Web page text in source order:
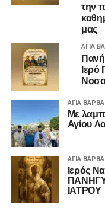
την
μας
ΑΓΙΑ
ΑΓΙΑ
Με
Αγίου
ΑΓΙΑ
Ιερός
ΙΑΤΡΟΥ